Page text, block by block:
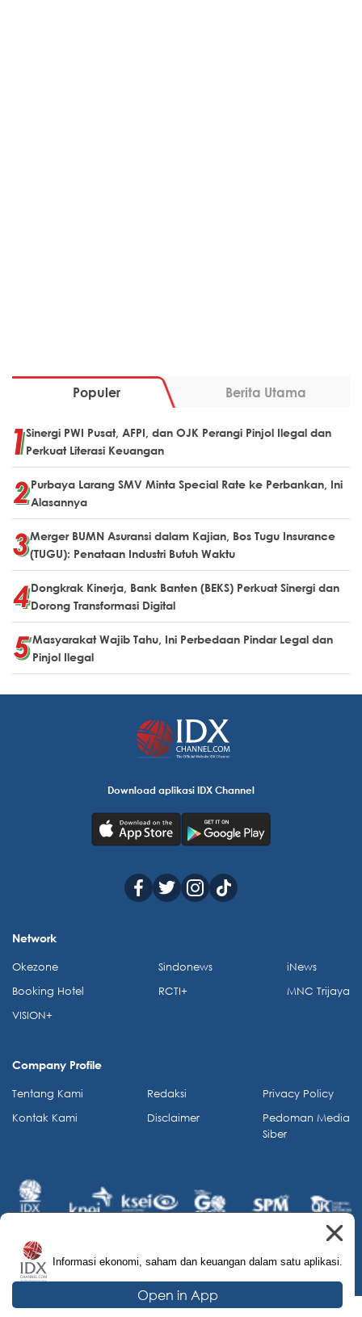
Populer Berita Utama
Sinergi PWI Pusat, AFPI, dan OJK Perangi Pinjol Ilegal dan
Perkuat Literasi Keuangan
Purbaya Larang SMV Minta Special Rate ke Perbankan, Ini
Alasannya
Merger BUMN Asuransi dalam Kajian, Bos Tugu Insurance
(TUGU): Penataan Industri Butuh Waktu
Dongkrak Kinerja, Bank Banten (BEKS) Perkuat Sinergi dan
Dorong Transformasi Digital
Masyarakat Wajib Tahu, Ini Perbedaan Pindar Legal dan
Pinjol Ilegal
Informasi ekonomi, saham dan keuangan dalam satu aplikasi.
Open in App
Download aplikasi IDX Channel
Network
Okezone
Booking Hotel
VISION+
Sindonews
RCTI+
iNews
MNC Trijaya
Company Profile
Tentang Kami
Kontak Kami
Redaksi
Disclaimer
Privacy Policy
Pedoman Media
Siber
© 2026 IDX Channel. All Rights Reserved.